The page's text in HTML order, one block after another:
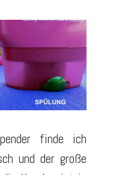
finde ich
und der große